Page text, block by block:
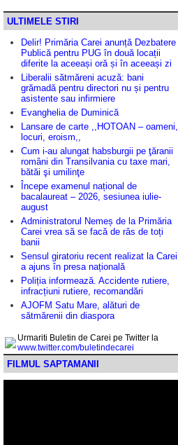
ULTIMELE STIRI
Delir! Primăria Carei anunță Dezbatere
Publică pentru PUG în două locații
diferite la aceeași oră și în aceeași zi
Liberalii sătmăreni acuză: bani
grămadă pentru directori nu și pentru
asistente sau infirmiere
Evanghelia de Duminică
Lansare de carte ,,HOTOAN – oameni,
locuri, eroism,,
Cum i-au alungat habsburgii pe ţăranii
români din Transilvania cu taxe mari,
bătăi şi umilinţe
Începe examenul național de
bacalaureat – 2026, sesiunea iulie-
august
Administratorul Nemeș de la Primăria
Carei vrea să se facă de râs de toți
banii
Sensul giratoriu recent realizat la Carei
a ajuns în presa națională
Poliția informează. Accidente rutiere,
infracțiuni rutiere, recomandări
AJOFM Satu Mare, alături de
sătmărenii din diaspora
Urmariti Buletin de Carei pe Twitter la
www.twitter.com/buletindecarei
FILMUL SAPTAMANII